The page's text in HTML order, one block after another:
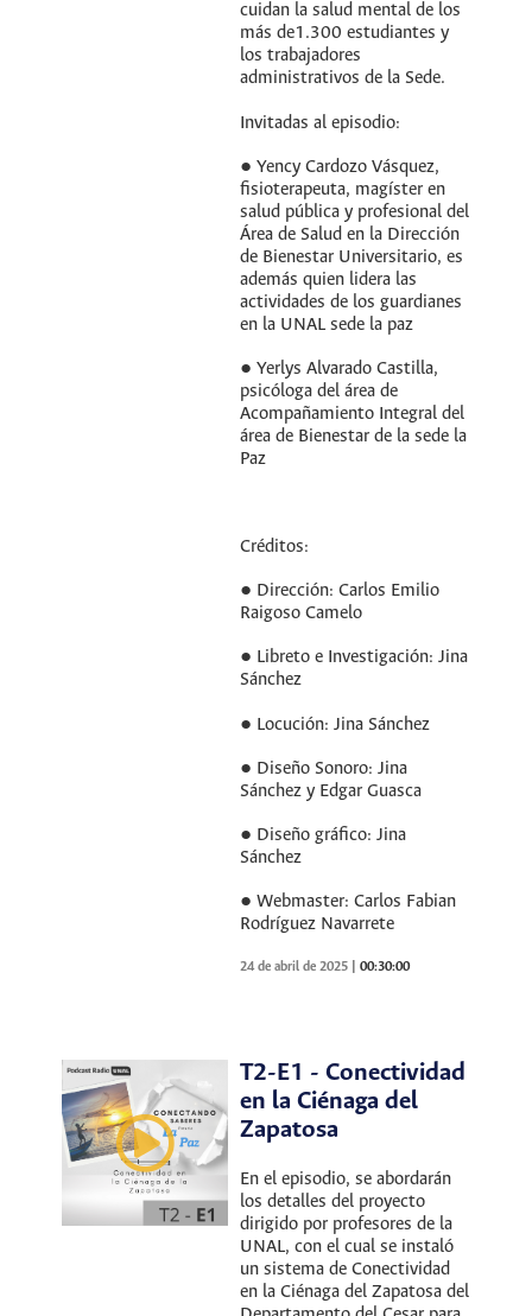
cuidan la salud mental de los
más de1.300 estudiantes y
los trabajadores
administrativos de la Sede.
Invitadas al episodio:
● Yency Cardozo Vásquez,
fisioterapeuta, magíster en
salud pública y profesional del
Área de Salud en la Dirección
de Bienestar Universitario, es
además quien lidera las
actividades de los guardianes
en la UNAL sede la paz
● Yerlys Alvarado Castilla,
psicóloga del área de
Acompañamiento Integral del
área de Bienestar de la sede la
Paz
Créditos:
● Dirección: Carlos Emilio
Raigoso Camelo
● Libreto e Investigación: Jina
Sánchez
● Locución: Jina Sánchez
● Diseño Sonoro: Jina
Sánchez y Edgar Guasca
● Diseño gráfico: Jina
Sánchez
● Webmaster: Carlos Fabian
Rodríguez Navarrete
24 de abril de 2025 |00:30:00
T2-E1 - Conectividad
en la Ciénaga del
Zapatosa
En el episodio, se abordarán
los detalles del proyecto
dirigido por profesores de la
UNAL, con el cual se instaló
un sistema de Conectividad
en la Ciénaga del Zapatosa del